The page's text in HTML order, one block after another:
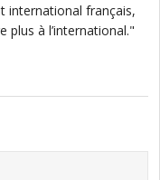
international français,
plus à l’international."